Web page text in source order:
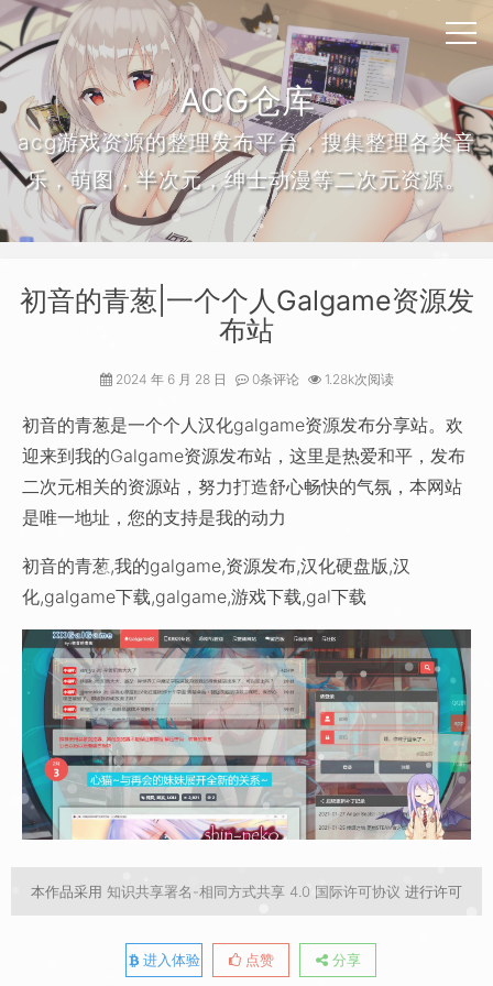
ACG仓库
acg游戏资源的整理发布平台，搜集整理各类音
乐，萌图，半次元，绅士动漫等二次元资源。
初音的青葱|一个个人Galgame资源发
布站
2024 年 6 月 28 日 0条评论 1.28k次阅读
初音的青葱是一个个人汉化galgame资源发布分享站。欢
迎来到我的Galgame资源发布站，这里是热爱和平，发布
二次元相关的资源站，努力打造舒心畅快的气氛，本网站
是唯一地址，您的支持是我的动力
初音的青葱,我的galgame,资源发布,汉化硬盘版,汉
化,galgame下载,galgame,游戏下载,gal下载
本作品采用 知识共享署名-相同方式共享 4.0 国际许可协议 进行许可
进入体验 点赞 分享